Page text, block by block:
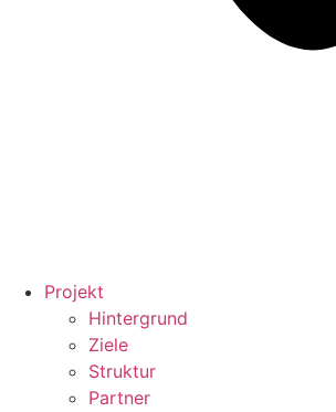
Projekt
Hintergrund
Ziele
Struktur
Partner